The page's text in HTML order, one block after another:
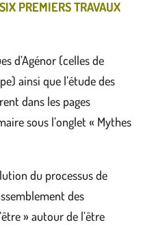
PREMIERS TRAVAUX
d’Agénor (celles de
ainsi que l’étude des
dans les pages
sous l’onglet « Mythes
du processus de
des
» autour de l’être